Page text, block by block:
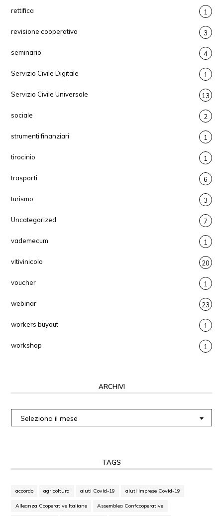
rettifica 1
revisione cooperativa 3
seminario 4
Servizio Civile Digitale 1
Servizio Civile Universale 13
sociale 2
strumenti finanziari 1
tirocinio 1
trasporti 6
turismo 3
Uncategorized 7
vademecum 1
vitivinicolo 20
voucher 1
webinar 23
workers buyout 1
workshop 1
ARCHIVI
Seleziona il mese
TAGS
accordo agricoltura aiuti Covid-19 aiuti imprese Covid-19
Alleanza Cooperative Italiane Assemblea Confcooperative